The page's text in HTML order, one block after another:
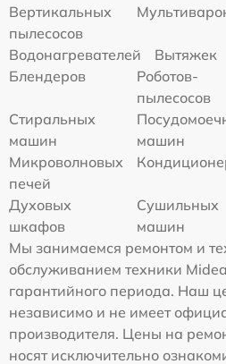
Вертикальных
пылесосов
Водонагревателей
Вытяжек
Блендеров
Роботов-
пылесосов
Стиральных
машин
машин
Микроволновых
печей
Духовых
шкафов
Сушильных
машин
Мы занимаемся ремонтом и
обслуживанием техники
гарантийного периода. Наш
независимо и не имеет
производителя. Цены на
носят исключительно